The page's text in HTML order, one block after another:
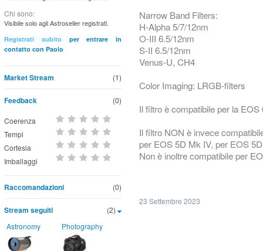
Chi sono:
Visibile solo agli Astroseller registrati.
Registrati subitoper entrare in
contatto con Paolo
(1)
Market Stream
Feedback (0)
Coerenza
Tempi
Cortesia
Imballaggi
(0)
Raccomandazioni
(2)
Stream seguiti
Astronomy Photography
Narrow Band Filters:
H-Alpha 5/7/12nm
O-III 6.5/12nm
S-II 6.5/12nm
Venus-U, CH4
Color Imaging: LRGB-filters
Il filtro è compatibile per la
Il filtro NON è invece
per EOS 5D Mk IV, per EOS
Non è inoltre compatibile per
23 Settembre 2023